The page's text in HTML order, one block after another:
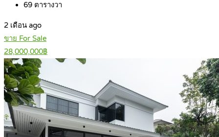
69 ตารางวา
2 เดือน ago
ขาย For Sale
28,000,000฿